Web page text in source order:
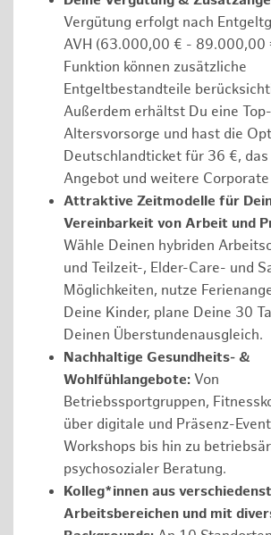
Vergütung erfolgt nach
AVH (63.000,00 € - 89.000,00
Funktion können zusätzliche
Entgeltbestandteile
Außerdem erhältst Du eine Top-
Altersvorsorge und hast die
Deutschlandticket für 36 €,
Angebot und weitere
Attraktive Zeitmodelle für
Vereinbarkeit von Arbeit und
Wähle Deinen hybriden
und Teilzeit-, Elder-Care- und
Möglichkeiten, nutze
Deine Kinder, plane Deine 30
Deinen Überstundenausgleich.
Nachhaltige Gesundheits- &
Wohlfühlangebote: Von
Betriebssportgruppen,
über digitale und Präsenz-
Workshops bis hin zu
psychosozialer Beratung.
Kolleg*innen aus
Arbeitsbereichen und mit